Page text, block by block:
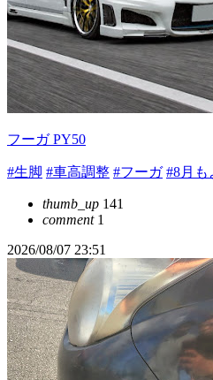
フーガ PY50
#生脚 #車高調整 #フーガ #8月も
thumb_up 141
comment1
2026/08/07 23:51